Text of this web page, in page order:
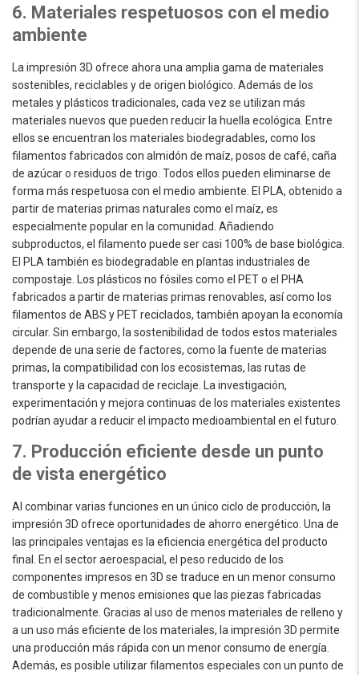
6. Materiales respetuosos con el medio
ambiente
La impresión 3D ofrece ahora una amplia gama de materiales
sostenibles, reciclables y de origen biológico. Además de los
metales y plásticos tradicionales, cada vez se utilizan más
materiales nuevos que pueden reducir la huella ecológica. Entre
ellos se encuentran los materiales biodegradables, como los
filamentos fabricados con almidón de maíz, posos de café, caña
de azúcar o residuos de trigo. Todos ellos pueden eliminarse de
forma más respetuosa con el medio ambiente. El PLA, obtenido a
partir de materias primas naturales como el maíz, es
especialmente popular en la comunidad. Añadiendo
subproductos, el filamento puede ser casi 100% de base biológica.
El PLA también es biodegradable en plantas industriales de
compostaje. Los plásticos no fósiles como el PET o el PHA
fabricados a partir de materias primas renovables, así como los
filamentos de ABS y PET reciclados, también apoyan la economía
circular. Sin embargo, la sostenibilidad de todos estos materiales
depende de una serie de factores, como la fuente de materias
primas, la compatibilidad con los ecosistemas, las rutas de
transporte y la capacidad de reciclaje. La investigación,
experimentación y mejora continuas de los materiales existentes
podrían ayudar a reducir el impacto medioambiental en el futuro.
7. Producción eficiente desde un punto
de vista energético
Al combinar varias funciones en un único ciclo de producción, la
impresión 3D ofrece oportunidades de ahorro energético. Una de
las principales ventajas es la eficiencia energética del producto
final. En el sector aeroespacial, el peso reducido de los
componentes impresos en 3D se traduce en un menor consumo
de combustible y menos emisiones que las piezas fabricadas
tradicionalmente. Gracias al uso de menos materiales de relleno y
a un uso más eficiente de los materiales, la impresión 3D permite
una producción más rápida con un menor consumo de energía.
Además, es posible utilizar filamentos especiales con un punto de